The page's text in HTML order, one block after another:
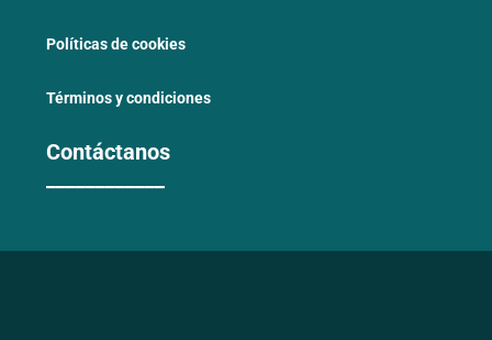
Políticas de cookies
Términos y condiciones
Contáctanos